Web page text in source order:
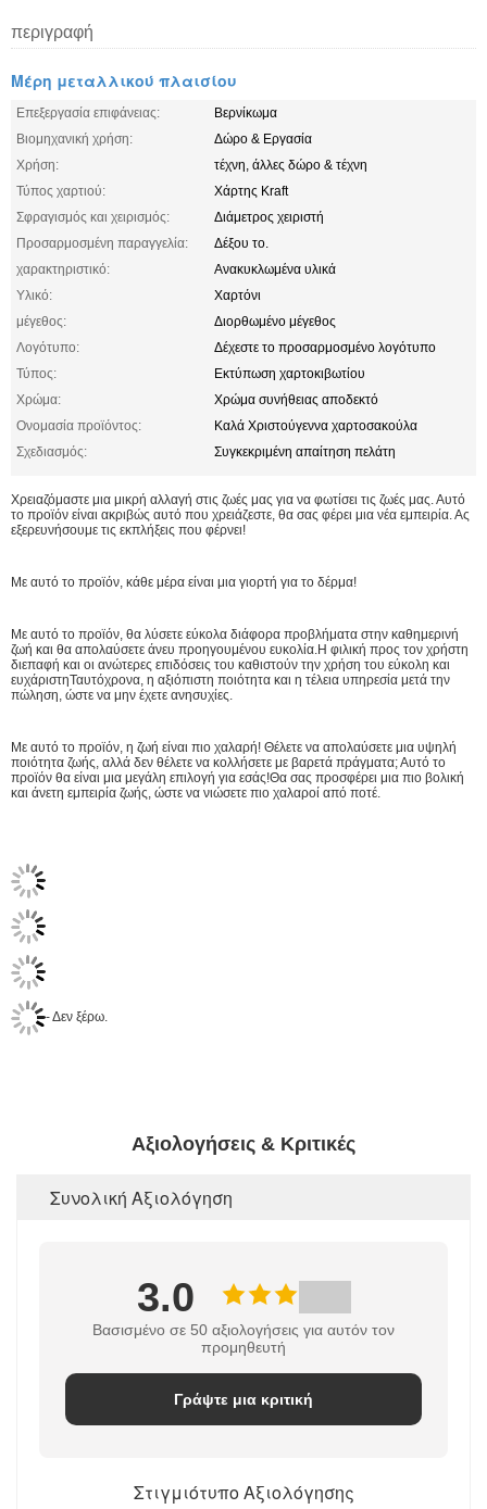
περιγραφή
Μέρη μεταλλικού πλαισίου
Επεξεργασία επιφάνειας:
Βερνίκωμα
Βιομηχανική χρήση:
Δώρο & Εργασία
Χρήση:
τέχνη, άλλες δώρο & τέχνη
Τύπος χαρτιού:
Χάρτης Kraft
Σφραγισμός και χειρισμός:
Διάμετρος χειριστή
Προσαρμοσμένη παραγγελία:
Δέξου το.
χαρακτηριστικό:
Ανακυκλωμένα υλικά
Υλικό:
Χαρτόνι
μέγεθος:
Διορθωμένο μέγεθος
Λογότυπο:
Δέχεστε το προσαρμοσμένο λογότυπο
Τύπος:
Εκτύπωση χαρτοκιβωτίου
Χρώμα:
Χρώμα συνήθειας αποδεκτό
Ονομασία προϊόντος:
Καλά Χριστούγεννα χαρτοσακούλα
Σχεδιασμός:
Συγκεκριμένη απαίτηση πελάτη
Χρειαζόμαστε μια μικρή αλλαγή στις ζωές μας για να φωτίσει τις ζωές μας. Αυτό
το προϊόν είναι ακριβώς αυτό που χρειάζεστε, θα σας φέρει μια νέα εμπειρία. Ας
εξερευνήσουμε τις εκπλήξεις που φέρνει!
Με αυτό το προϊόν, κάθε μέρα είναι μια γιορτή για το δέρμα!
Με αυτό το προϊόν, θα λύσετε εύκολα διάφορα προβλήματα στην καθημερινή
ζωή και θα απολαύσετε άνευ προηγουμένου ευκολία.Η φιλική προς τον χρήστη
διεπαφή και οι ανώτερες επιδόσεις του καθιστούν την χρήση του εύκολη και
ευχάριστηΤαυτόχρονα, η αξιόπιστη ποιότητα και η τέλεια υπηρεσία μετά την
πώληση, ώστε να μην έχετε ανησυχίες.
Με αυτό το προϊόν, η ζωή είναι πιο χαλαρή! Θέλετε να απολαύσετε μια υψηλή
ποιότητα ζωής, αλλά δεν θέλετε να κολλήσετε με βαρετά πράγματα; Αυτό το
προϊόν θα είναι μια μεγάλη επιλογή για εσάς!Θα σας προσφέρει μια πιο βολική
και άνετη εμπειρία ζωής, ώστε να νιώσετε πιο χαλαροί από ποτέ.
- Δεν ξέρω.
Αξιολογήσεις & Κριτικές
Συνολική Αξιολόγηση
3.0
Βασισμένο σε 50 αξιολογήσεις για αυτόν τον
προμηθευτή
Γράψτε μια κριτική
Στιγμιότυπο Αξιολόγησης